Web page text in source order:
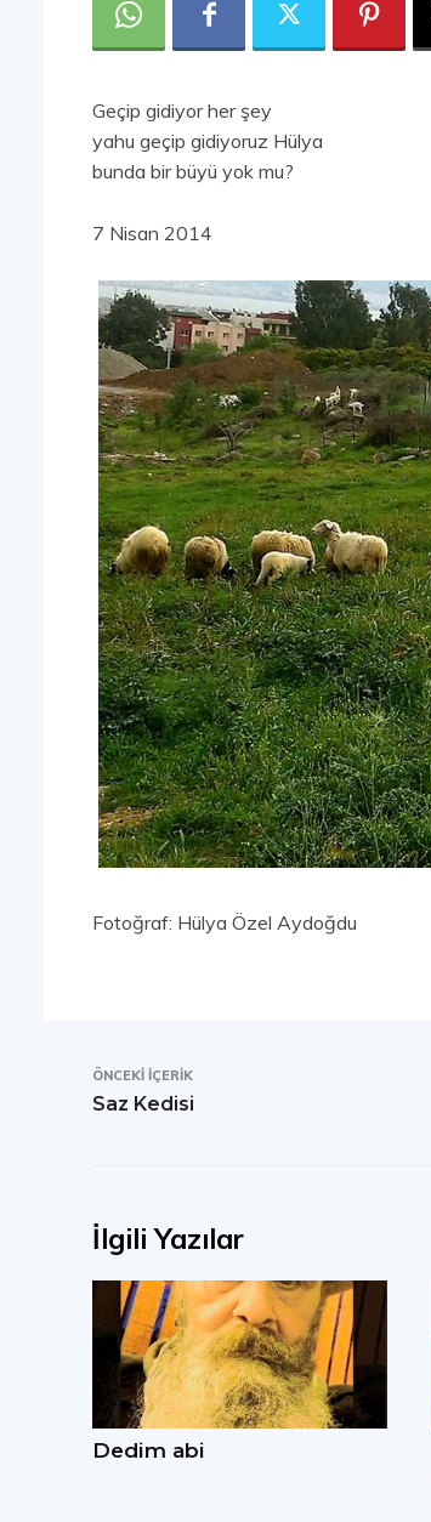
Geçip gidiyor her şey
yahu geçip gidiyoruz Hülya
bunda bir büyü yok mu?
7 Nisan 2014
Fotoğraf: Hülya Özel Aydoğdu
ÖNCEKI İÇERIK
Saz Kedisi
İlgili Yazılar
Dedim abi